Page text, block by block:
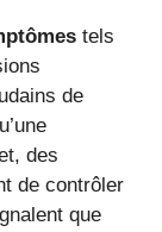
tels
de
des
de contrôler
que